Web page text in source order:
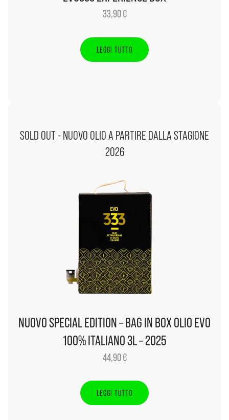
33,90€
LEGGI TUTTO
SOLD OUT - NUOVO OLIO A PARTIRE DALLA STAGIONE
2026
NUOVO SPECIAL EDITION – BAG IN BOX OLIO EVO
100% ITALIANO 3L – 2025
44,90€
LEGGI TUTTO